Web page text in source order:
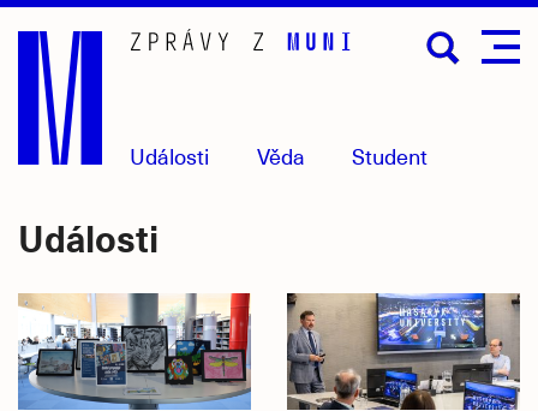
Přejít
hlavní
obsah
Události Věda Student
Události